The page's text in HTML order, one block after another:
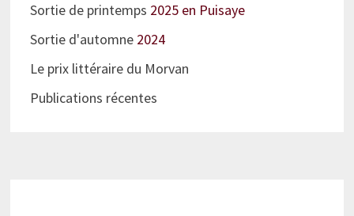
Sortie de printemps 2025 en Puisaye
Sortie d'automne2024
Le prix littéraire du Morvan
Publications récentes